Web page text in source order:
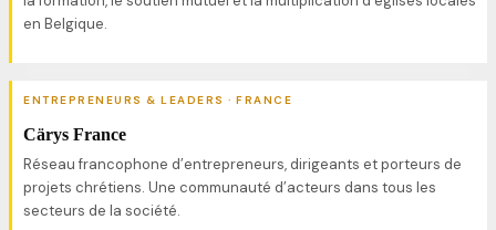
en Belgique.
ENTREPRENEURS & LEADERS · FRANCE
Cärys France
Réseau francophone d’entrepreneurs, dirigeants et porteurs de
projets chrétiens. Une communauté d’acteurs dans tous les
secteurs de la société.